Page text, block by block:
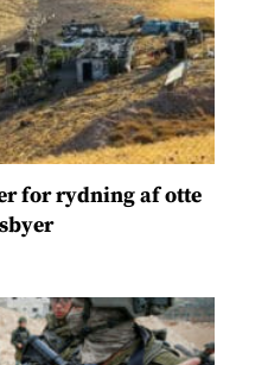
for rydning af otte